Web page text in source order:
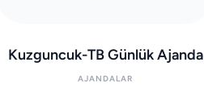
Kuzguncuk-TB Günlük Ajanda
AJANDALAR